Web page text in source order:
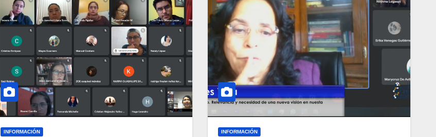
INFORMACIÓN INFORMACIÓN